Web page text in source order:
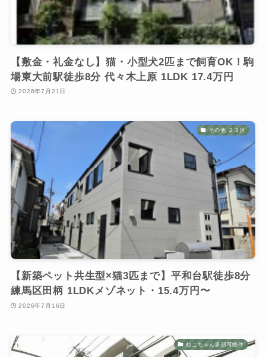
【敷金・礼金なし】猫・小型犬2匹まで飼育OK！駒
場東大前駅徒歩8分 代々木上原 1LDK 17.4万円
2026年7月21日
その他 ２３区
【新築ペット共生型×猫3匹まで】平和台駅徒歩8分
練馬区田柄 1LDKメゾネット・15.4万円〜
2026年7月16日
ねこちゃん多頭可物件